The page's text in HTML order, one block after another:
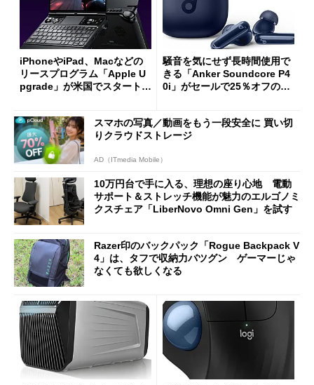
iPhoneやiPad、Macなどの
リースプログラム「Apple U
pgrade」が米国でスタート／
ut」が明...
騒音を気にせず長時間使用で
きる「Anker Soundcore P4
0i」がセールで25％オフの59
スマホの写真／動画をもう一段安全に 買い切
りクラウドストレージ
AD（ITmedia Mobile）
10万円台で手に入る、理想の座り心地 電動
サポート＆ストレッチ機能が魅力のエルゴノミ
クスチェア「LiberNovo Omni Gen」を試す
Razer印のバックパック「Rogue Backpack V
4」は、タフで収納力バツグン ゲーマーじゃ
なくても欲しくなる